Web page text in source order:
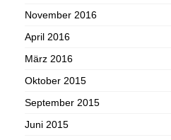
November 2016
April 2016
März 2016
Oktober 2015
September 2015
Juni 2015